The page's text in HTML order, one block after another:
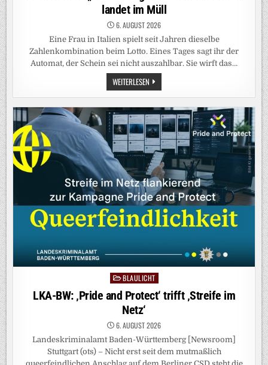
landet im Müll
6. AUGUST 2026
Eine Frau in Italien spielt seit Jahren dieselbe
Zahlenkombination beim Lotto. Eines Tages sagt ihr der
Automat, der Schein sei nicht auszahlbar. Sie wirft das…
WEITERLESEN SZ-
KOLUMNE
„BESTER
MILLIONEN-
GEWINN
LANDET
IM
MÜLL
PostedBLAULICHT
LKA-BW: ‚Pride and Protect‘ trifft ‚Streife im
Netz‘
6. AUGUST 2026
Landeskriminalamt Baden-Württemberg [Newsroom]
Stuttgart (ots) – Nicht erst seit dem mutmaßlich